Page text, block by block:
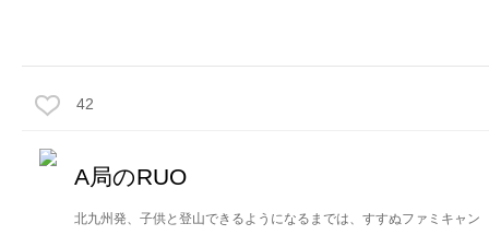
42
A局のRUO
北九州発、子供と登山できるようになるまでは、すすぬファミキャン